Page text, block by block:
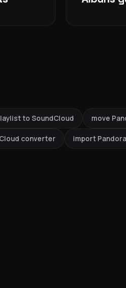
to SoundCloud move
converter import